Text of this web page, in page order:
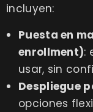
incluyen:
Puesta en
enrollment):
usar, sin
Despliegue
opciones